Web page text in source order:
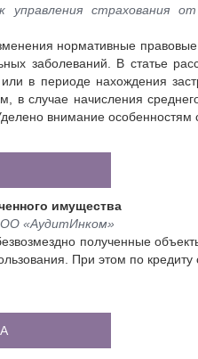
страхования
нормативные
заболеваний. В статье
в периоде нахождения
в случае начисления
внимание
имущества
«АудитИнком»
полученные
При этом по